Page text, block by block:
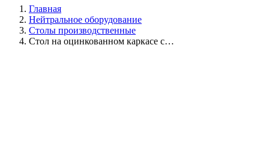
Главная
Нейтральное оборудование
Столы производственные
Стол на оцинкованном каркасе с…